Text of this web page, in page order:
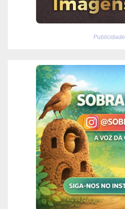
Publicidade